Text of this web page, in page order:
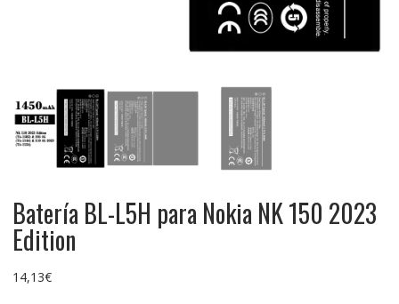
Batería BL-L5H para Nokia NK 150 2023
Edition
14,13€